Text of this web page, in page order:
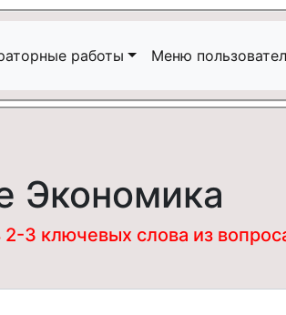
работы Меню
Экономика
3 ключевых слова из